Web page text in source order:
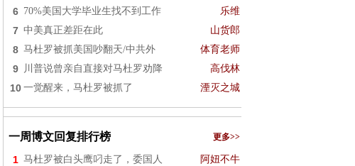
6 70%美国大学毕业生找不到工作 乐维
7 中美真正差距在此 山货郎
8 马杜罗被抓美国吵翻天/中共外 体育老师
9 川普说曾亲自直接对马杜罗劝降 高伐林
10 一觉醒来，马杜罗被抓了 湮灭之城
一周博文回复排行榜 更多>>
1 马杜罗被白头鹰叼走了，委国人 阿妞不牛